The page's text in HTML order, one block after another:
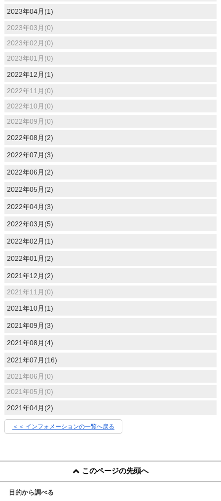
2023年04月(1)
2023年03月(0)
2023年02月(0)
2023年01月(0)
2022年12月(1)
2022年11月(0)
2022年10月(0)
2022年09月(0)
2022年08月(2)
2022年07月(3)
2022年06月(2)
2022年05月(2)
2022年04月(3)
2022年03月(5)
2022年02月(1)
2022年01月(2)
2021年12月(2)
2021年11月(0)
2021年10月(1)
2021年09月(3)
2021年08月(4)
2021年07月(16)
2021年06月(0)
2021年05月(0)
2021年04月(2)
＜＜ インフォメーションの一覧へ戻る
このページの先頭へ
目的から調べる